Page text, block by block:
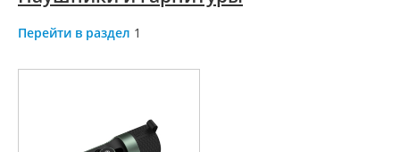
Перейти в раздел 1